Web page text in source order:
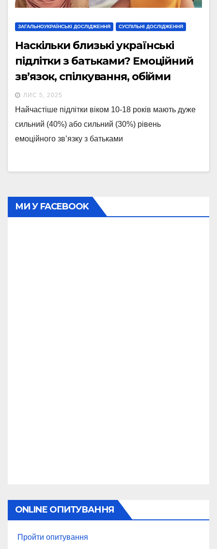
ЗАГАЛЬНОУКРАЇНСЬКІ ДОСЛІДЖЕННЯ СУСПІЛЬНІ ДОСЛІДЖЕННЯ
Наскільки близькі українські
підлітки з батьками? Емоційний
зв’язок, спілкування, обійми
ЛИС 5, 2025
Найчастіше підлітки віком 10-18 років мають дуже
сильний (40%) або сильний (30%) рівень
емоційного зв’язку з батьками
МИ У FACEBOOK
ONLINE ОПИТУВАННЯ
Пройти опитування